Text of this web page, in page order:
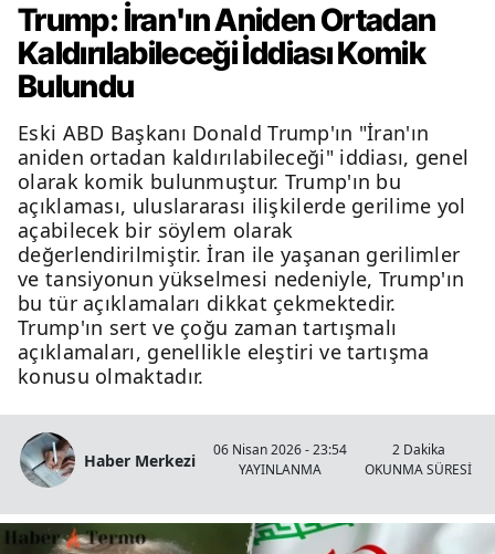
Trump: İran'ın Aniden Ortadan
Kaldırılabileceği İddiası Komik
Bulundu
Eski ABD Başkanı Donald Trump'ın "İran'ın
aniden ortadan kaldırılabileceği" iddiası, genel
olarak komik bulunmuştur. Trump'ın bu
açıklaması, uluslararası ilişkilerde gerilime yol
açabilecek bir söylem olarak
değerlendirilmiştir. İran ile yaşanan gerilimler
ve tansiyonun yükselmesi nedeniyle, Trump'ın
bu tür açıklamaları dikkat çekmektedir.
Trump'ın sert ve çoğu zaman tartışmalı
açıklamaları, genellikle eleştiri ve tartışma
konusu olmaktadır.
Haber Merkezi
06 Nisan 2026 - 23:54
YAYINLANMA
2 Dakika
OKUNMA SÜRESİ